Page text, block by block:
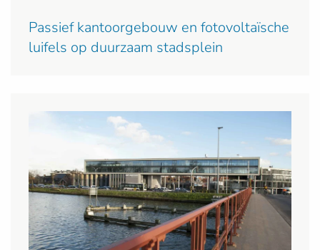
Passief kantoorgebouw en fotovoltaïsche
luifels op duurzaam stadsplein